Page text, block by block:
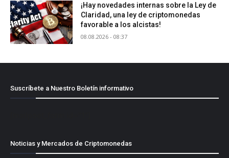
¡Hay novedades internas sobre la Ley de
Claridad, una ley de criptomonedas
favorable a los alcistas!
08.08.2026 - 08:37
Suscríbete a Nuestro Boletín informativo
Noticias y Mercados de Criptomonedas